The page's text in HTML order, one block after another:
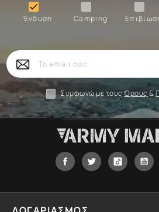
Camping
Ένδυση

Ένδυση
Το
email
σας
Συμφωνώ με τουςΌρους &
FacebookTwitter Tiktok